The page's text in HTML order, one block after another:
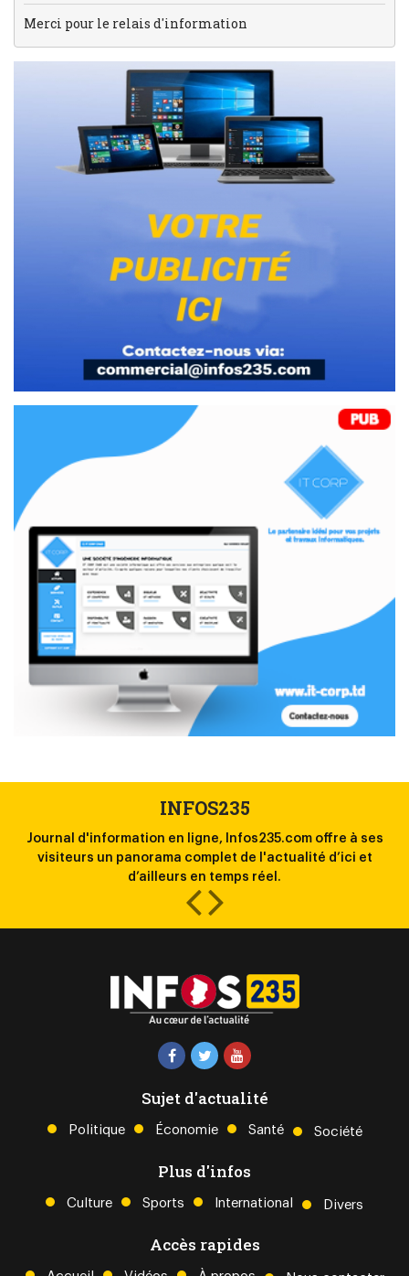
Merci pour le relais d'information
INFOS235
Journal d'information en ligne, Infos235.com offre à ses
visiteurs un panorama complet de l'actualité d’ici et
d’ailleurs en temps réel.
Sujet d'actualité
Politique Économie Santé Société
Plus d'infos
Culture Sports International Divers
Accès rapides